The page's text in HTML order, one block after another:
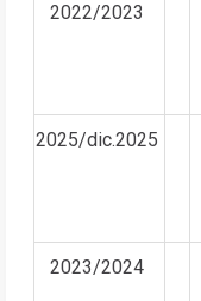
2022/2023
2025/dic.2025
2023/2024